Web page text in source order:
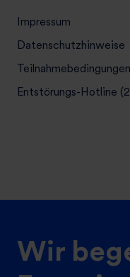
Impressum
Datenschutzhinweise
Teilnahmebedingungen
Entstörungs-Hotline
Wir